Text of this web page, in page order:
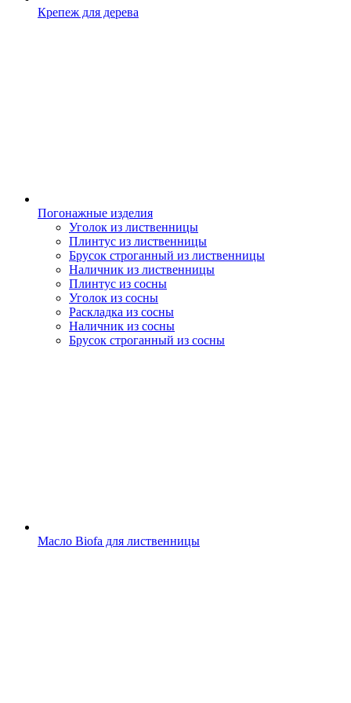
Крепеж для дерева
Погонажные изделия
Уголок из лиственницы
Плинтус из лиственницы
Брусок строганный из лиственницы
Наличник из лиственницы
Плинтус из сосны
Уголок из сосны
Раскладка из сосны
Наличник из сосны
Брусок строганный из сосны
Масло Biofa для лиственницы